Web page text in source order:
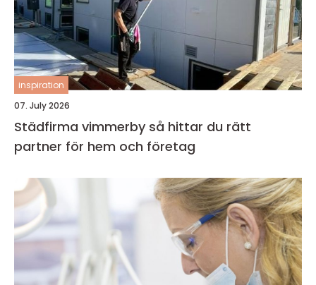
inspiration
07. July 2026
Städfirma vimmerby så hittar du rätt
partner för hem och företag